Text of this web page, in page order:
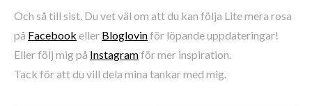
Och så till sist. Du vet väl om att du kan följa Lite mera rosa
på Facebook eller Bloglovinför löpande uppdateringar!
Eller följ mig på Instagramför mer inspiration.
Tack för att du vill dela mina tankar med mig.